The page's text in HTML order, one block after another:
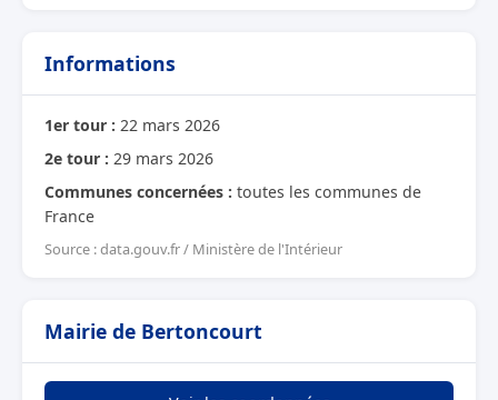
Informations
1er tour : 22 mars 2026
2e tour : 29 mars 2026
Communes concernées : toutes les communes de
France
Source : data.gouv.fr / Ministère de l'Intérieur
Mairie de Bertoncourt